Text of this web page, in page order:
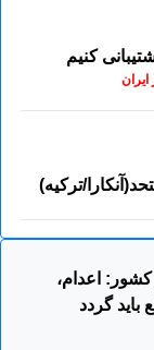
کنیم
ایران
تركيه)
کشور: اعدام،
گردد